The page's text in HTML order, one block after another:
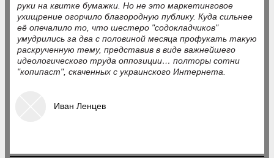
руки на квитке бумажки. Но не это маркетинговое
ухищрение огорчило благородную публику. Куда сильнее
её опечалило то, что шестеро "содокладчиков"
умудрились за два с половиной месяца профукать такую
раскрученную тему, представив в виде важнейшего
идеологического труда оппозиции… полторы сотни
"копипаст", скаченных с украинского Интернета.
Иван Ленцев